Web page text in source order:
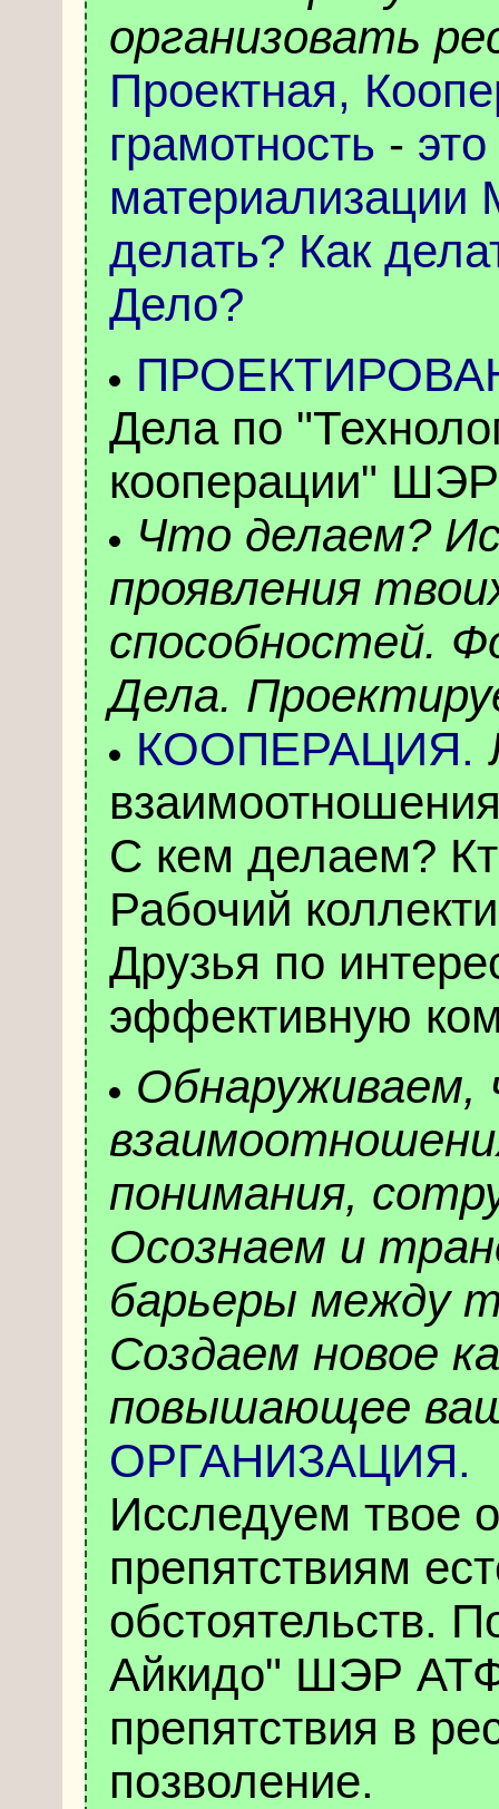
организовать
Проектная,
грамотность -
материализации
делать? Как
Дело?
Дела по
кооперации"
Что делаем?
проявления
способностей.
Дела.
КООПЕРАЦИЯ.
С кем делаем?
Рабочий
Друзья по
эффективную
понимания,
Осознаем и
барьеры между
Создаем новое
повышающее
ОРГАНИЗАЦИЯ.
Исследуем твое
препятствиям
обстоятельств.
Айкидо" ШЭР
препятствия в
позволение.